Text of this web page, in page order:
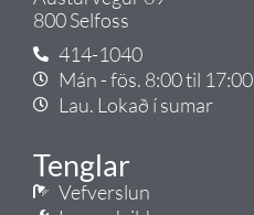
800 Selfoss
414-1040
Mán - fös. 8:00 til 17:00
Lau. Lokað í sumar
Tenglar
Vefverslun